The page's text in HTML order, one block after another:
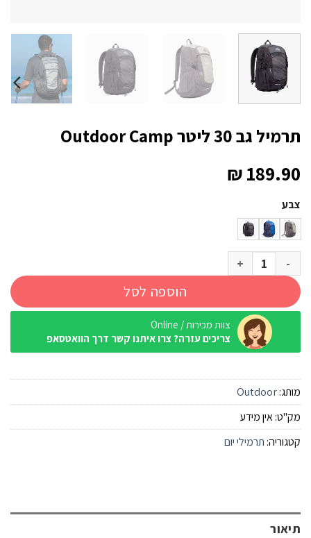
תרמיל גב 30 ליטר Outdoor Camp
₪189.90
צבע
כמות של תרמיל גב 30 ליטר Outdoor Camp
הוספה לסל
צוות מכירות / Online
צריכים עזרה? צרו איתנו קשר דרך הוואטסאפ
מותג:Outdoor
מק"ט:אין מידע
קטגוריה: תרמילי יום
תיאור